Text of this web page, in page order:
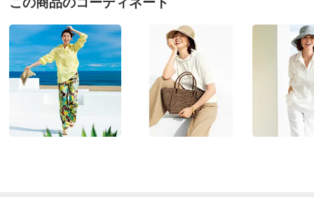
別
※お届け先が同じであれば複数個ご購入いただいても¥880です。
お支払い方法 送料について
■色：（ア）ベージュ、（イ）グレー
■サイズ：ワンサイズ（頭周り約56～58cm・調節可）、つ
ば幅…約前11・後ろ10cm